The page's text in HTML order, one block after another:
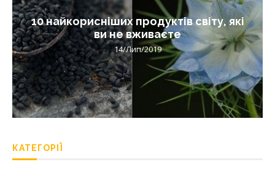
10 найкорисніших продуктів світу, які
ви не вживаєте
14/Лип/2019
КАТЕГОРІЇ